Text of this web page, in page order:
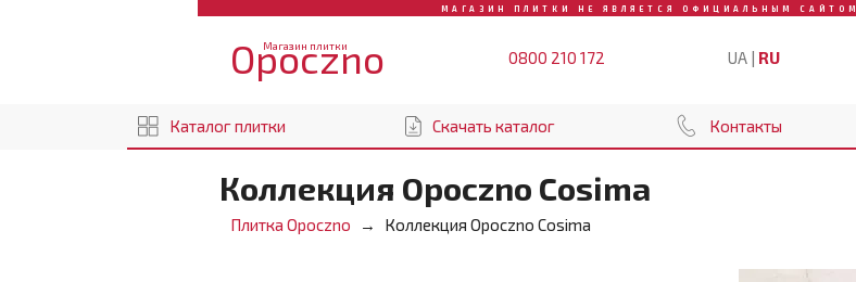
МАГАЗИН ПЛИТКИ НЕ ЯВЛЯЕТСЯ ОФИЦИАЛЬНЫМ САЙТОМ
Магазин плитки
Opoczno 0800 210 172 UA |RU
Каталог плитки Скачать каталог Контакты
Коллекция Opoczno Cosima
Плитка Opoczno Коллекция Opoczno Cosima